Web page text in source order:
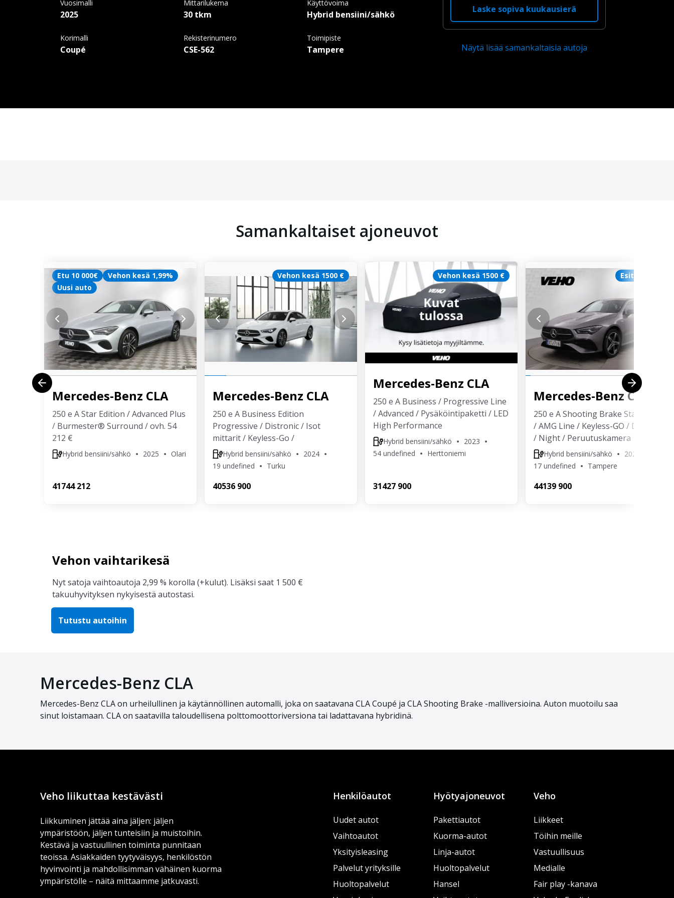
Vuosimalli
2025
Mittarilukema
30 tkm
Käyttövoima
Hybrid bensiini/sähkö
Korimalli
Coupé
Rekisterinumero
CSE-562
Toimipiste
Tampere
Laske sopiva kuukausierä
Näytä lisää samankaltaisia autoja
Samankaltaiset ajoneuvot
Etu 10 000€
Vehon kesä 1,99%
Uusi auto
Mercedes-Benz CLA
250 e A Star Edition / Advanced Plus
/ Burmester® Surround / ovh. 54
212 €
Hybrid bensiini/sähkö 2025 Olari
41744 212
Vehon kesä 1500 €
Mercedes-Benz CLA
250 e A Business Edition
Progressive / Distronic / Isot
mittarit / Keyless-Go /
Hybrid bensiini/sähkö
2024
19 undefined
Turku
40536 900
Vehon kesä 1500 €
Mercedes-Benz CLA
250 e A Business / Progressive Line
/ Advanced / Pysäköintipaketti / LED
High Performance
Hybrid bensiini/sähkö
2023
54 undefined
Herttoniemi
31427 900
Esittelyauto
Mercedes-Benz CLA
250 e A Shooting Brake Star Edition
/ AMG Line / Keyless-GO / Distronic
/ Night / Peruutuskamera
Hybrid bensiini/sähkö
2025
17 undefined
Tampere
44139 900
Vehon vaihtarikesä
Nyt satoja vaihtoautoja 2,99 % korolla (+kulut). Lisäksi saat 1 500 €
takuuhyvityksen nykyisestä autostasi.
Tutustu autoihin
Mercedes-Benz CLA
Mercedes-Benz CLA on urheilullinen ja käytännöllinen automalli, joka on saatavana CLA Coupé ja CLA Shooting Brake -malliversioina. Auton muotoilu saa
sinut loistamaan. CLA on saatavilla taloudellisena polttomoottoriversiona tai ladattavana hybridinä.
Veho liikuttaa kestävästi
Liikkuminen jättää aina jäljen: jäljen
ympäristöön, jäljen tunteisiin ja muistoihin.
Kestävä ja vastuullinen toiminta punnitaan
teoissa. Asiakkaiden tyytyväisyys, henkilöstön
hyvinvointi ja mahdollisimman vähäinen kuorma
ympäristölle – näitä mittaamme jatkuvasti.
Henkilöautot
Uudet autot
Vaihtoautot
Yksityisleasing
Palvelut yrityksille
Huoltopalvelut
Hyötyajoneuvot
Pakettiautot
Kuorma-autot
Linja-autot
Huoltopalvelut
Hansel
Veho
Liikkeet
Töihin meille
Vastuullisuus
Medialle
Fair play -kanava